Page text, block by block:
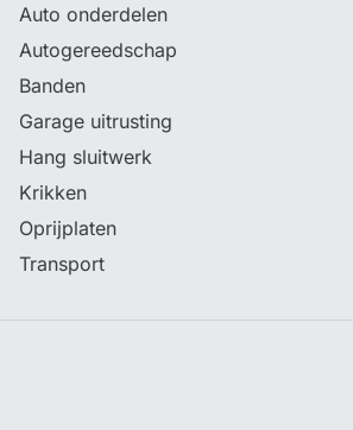
Auto onderdelen
Autogereedschap
Banden
Garage uitrusting
Hang sluitwerk
Krikken
Oprijplaten
Transport